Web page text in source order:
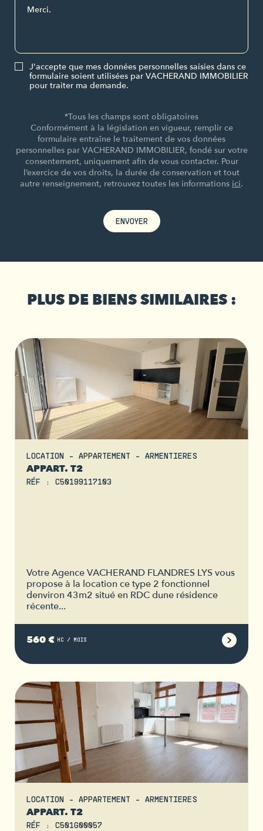
J'accepte que mes données personnelles saisies dans ce
formulaire soient utilisées par VACHERAND IMMOBILIER
pour traiter ma demande.
*Tous les champs sont obligatoires
Conformément à la législation en vigueur, remplir ce
formulaire entraîne le traitement de vos données
personnelles par VACHERAND IMMOBILIER, fondé sur votre
consentement, uniquement afin de vous contacter. Pour
l’exercice de vos droits, la durée de conservation et tout
autre renseignement, retrouvez toutes les informations ici.
ENVOYER
PLUS DE BIENS SIMILAIRES :
LOCATION - APPARTEMENT - ARMENTIERES
APPART. T2
RÉF : C50199117103
Votre Agence VACHERAND FLANDRES LYS vous
propose à la location ce type 2 fonctionnel
denviron 43m2 situé en RDC dune résidence
récente...
560 € HC / MOIS
LOCATION - APPARTEMENT - ARMENTIERES
APPART. T2
RÉF : C501G00057